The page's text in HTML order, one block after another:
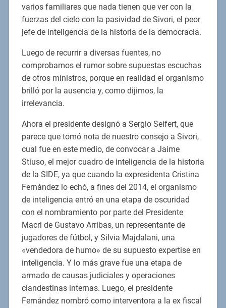
varios familiares que nada tienen que ver con la
fuerzas del cielo con la pasividad de Sivori, el peor
jefe de inteligencia de la historia de la democracia.
Luego de recurrir a diversas fuentes, no
comprobamos el rumor sobre supuestas escuchas
de otros ministros, porque en realidad el organismo
brilló por la ausencia y, como dijimos, la
irrelevancia.
Ahora el presidente designó a Sergio Seifert, que
parece que tomó nota de nuestro consejo a Sivori,
cual fue en este medio, de convocar a Jaime
Stiuso, el mejor cuadro de inteligencia de la historia
de la SIDE, ya que cuando la expresidenta Cristina
Fernández lo echó, a fines del 2014, el organismo
de inteligencia entró en una etapa de oscuridad
con el nombramiento por parte del Presidente
Macri de Gustavo Arribas, un representante de
jugadores de fútbol, y Silvia Majdalani, una
«vendedora de humo» de su supuesto expertise en
inteligencia. Y lo más grave fue una etapa de
armado de causas judiciales y operaciones
clandestinas internas. Luego, el presidente
Fernández nombró como interventora a la ex fiscal